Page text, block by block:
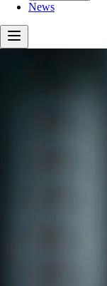
News